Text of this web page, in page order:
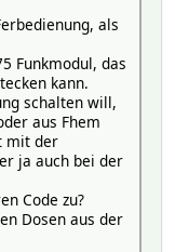
als
Funkmodul, das
kann.
schalten will,
aus Fhem
mit der
ja auch bei der
Code zu?
Dosen aus der